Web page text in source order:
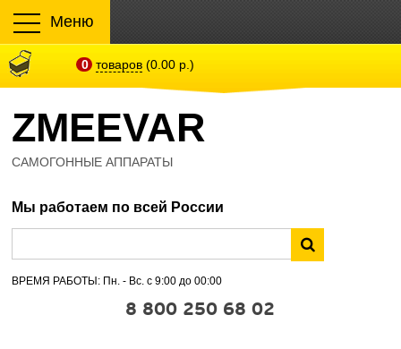
Меню
0 товаров (0.00 р.)
ZMEEVAR
САМОГОННЫЕ АППАРАТЫ
Мы работаем по всей России
ВРЕМЯ РАБОТЫ: Пн. - Вс. с 9:00 до 00:00
8 800 250 68 02